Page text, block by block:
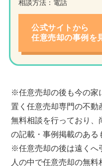
相談方法：電話
公式サイトから
任意売却の事例を
※任意売却の後も今の家
置く任意売却専門の不
無料相談を行っており、
の記載・事例掲載のある
※任意売却の後は遠くへ
人の中で任意売却の無